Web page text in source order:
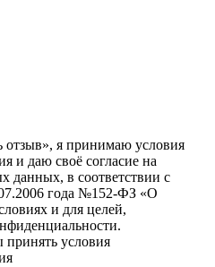
я принимаю условия
и даю своё согласие на
данных, в соответствии с
года №152-ФЗ «О
и для целей,
условия